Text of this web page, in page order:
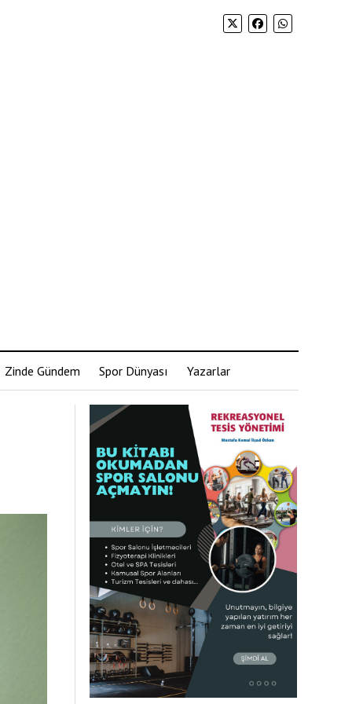
Zinde Gündem Spor Dünyası Yazarlar